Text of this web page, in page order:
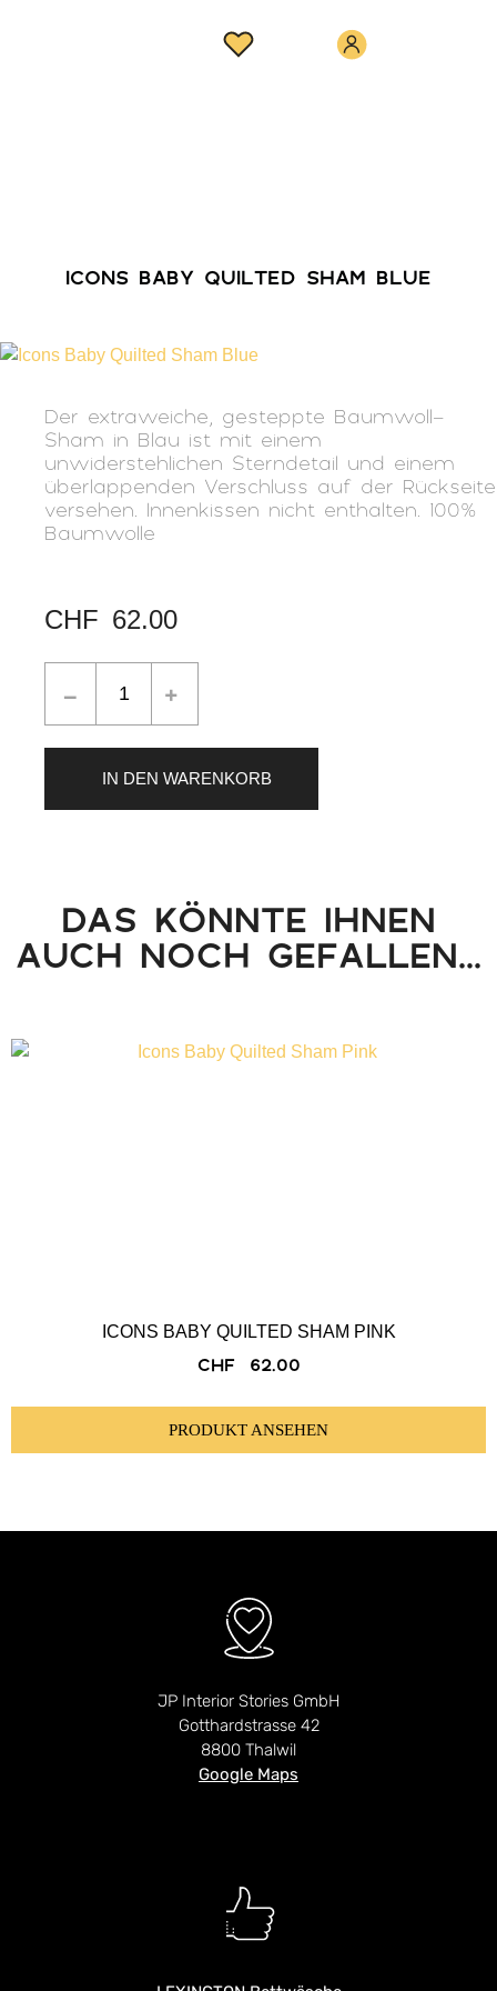
ICONS BABY QUILTED SHAM BLUE
Der extraweiche, gesteppte Baumwoll-
Sham in Blau ist mit einem
unwiderstehlichen Sterndetail und einem
überlappenden Verschluss auf der Rückseite
versehen. Innenkissen nicht enthalten. 100%
Baumwolle
CHF 62.00
IN DEN WARENKORB
DAS KÖNNTE IHNEN
AUCH NOCH GEFALLEN...
ICONS BABY QUILTED SHAM PINK
CHF 62.00
PRODUKT ANSEHEN
JP Interior Stories GmbH
Gotthardstrasse 42
8800 Thalwil
Google Maps